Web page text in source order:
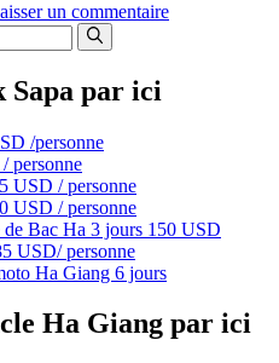
un commentaire
Sapa par ici
/personne
personne
USD / personne
USD / personne
Bac Ha 3 jours 150 USD
USD/ personne
Ha Giang 6 jours
Ha Giang par ici